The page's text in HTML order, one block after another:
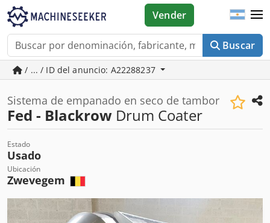
Buscar
Vender
/ ... / ID del anuncio: A22288237
Sistema de empanado en seco de tambor
Fed - Blackrow Drum Coater
Estado
Usado
Ubicación
Zwevegem